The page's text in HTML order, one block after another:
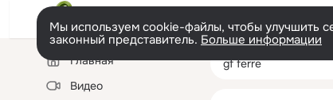
Мы используем cookie-файлы, чтобы улучшить
законный представитель. Больше информации
Левая
колонкаГлавная
Видео
gf ferre